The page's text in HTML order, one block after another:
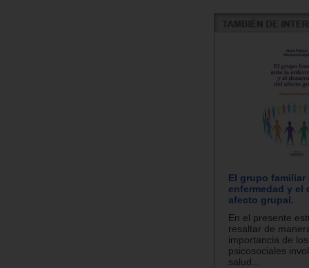
El grupo familiar
enfermedad y el
afecto grupal.
En el presente
resaltar de
importancia de
psicosociales
salud...